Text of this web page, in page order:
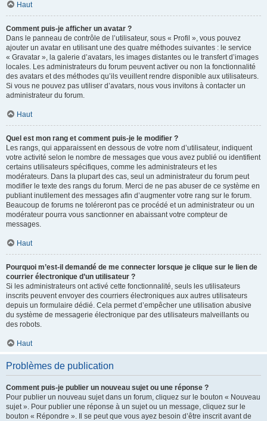
Haut
Comment puis-je afficher un avatar ?
Dans le panneau de contrôle de l’utilisateur, sous « Profil », vous pouvez
ajouter un avatar en utilisant une des quatre méthodes suivantes : le service
« Gravatar », la galerie d’avatars, les images distantes ou le transfert d’images
locales. Les administrateurs du forum peuvent activer ou non la fonctionnalité
des avatars et des méthodes qu’ils veuillent rendre disponible aux utilisateurs.
Si vous ne pouvez pas utiliser d’avatars, nous vous invitons à contacter un
administrateur du forum.
Haut
Quel est mon rang et comment puis-je le modifier ?
Les rangs, qui apparaissent en dessous de votre nom d’utilisateur, indiquent
votre activité selon le nombre de messages que vous avez publié ou identifient
certains utilisateurs spécifiques, comme les administrateurs et les
modérateurs. Dans la plupart des cas, seul un administrateur du forum peut
modifier le texte des rangs du forum. Merci de ne pas abuser de ce système en
publiant inutilement des messages afin d’augmenter votre rang sur le forum.
Beaucoup de forums ne toléreront pas ce procédé et un administrateur ou un
modérateur pourra vous sanctionner en abaissant votre compteur de
messages.
Haut
Pourquoi m’est-il demandé de me connecter lorsque je clique sur le lien de
courrier électronique d’un utilisateur ?
Si les administrateurs ont activé cette fonctionnalité, seuls les utilisateurs
inscrits peuvent envoyer des courriers électroniques aux autres utilisateurs
depuis un formulaire dédié. Cela permet d’empêcher une utilisation abusive
du système de messagerie électronique par des utilisateurs malveillants ou
des robots.
Haut
Problèmes de publication
Comment puis-je publier un nouveau sujet ou une réponse ?
Pour publier un nouveau sujet dans un forum, cliquez sur le bouton « Nouveau
sujet ». Pour publier une réponse à un sujet ou un message, cliquez sur le
bouton « Répondre ». Il se peut que vous ayez besoin d’être inscrit avant de